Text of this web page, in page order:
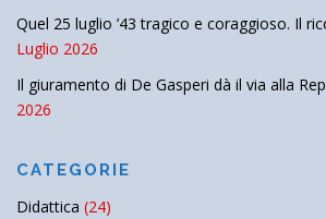
Quel 25 luglio ’43 tragico e coraggioso. Il
Luglio 2026
Il giuramento di De Gasperi dà il via alla
2026
CATEGORIE
Didattica (24)